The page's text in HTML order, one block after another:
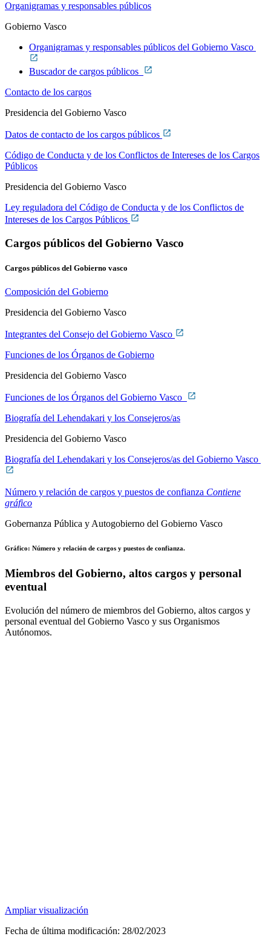
Organigramas y responsables públicos
Gobierno Vasco
Organigramas y responsables públicos del Gobierno Vasco
Buscador de cargos públicos
Contacto de los cargos
Presidencia del Gobierno Vasco
Datos de contacto de los cargos públicos
Código de Conducta y de los Conflictos de Intereses de los Cargos
Públicos
Presidencia del Gobierno Vasco
Ley reguladora del Código de Conducta y de los Conflictos de
Intereses de los Cargos Públicos
Cargos públicos del Gobierno Vasco
Cargos públicos del Gobierno vasco
Composición del Gobierno
Presidencia del Gobierno Vasco
Integrantes del Consejo del Gobierno Vasco
Funciones de los Órganos de Gobierno
Presidencia del Gobierno Vasco
Funciones de los Órganos del Gobierno Vasco
Biografía del Lehendakari y los Consejeros/as
Presidencia del Gobierno Vasco
Biografía del Lehendakari y los Consejeros/as del Gobierno Vasco
Número y relación de cargos y puestos de confianza Contiene
gráfico
Gobernanza Pública y Autogobierno del Gobierno Vasco
Gráfico: Número y relación de cargos y puestos de confianza.
Miembros del Gobierno, altos cargos y personal
eventual
Evolución del número de miembros del Gobierno, altos cargos y
personal eventual del Gobierno Vasco y sus Organismos
Autónomos.
Ampliar visualización
Fecha de última modificación: 28/02/2023